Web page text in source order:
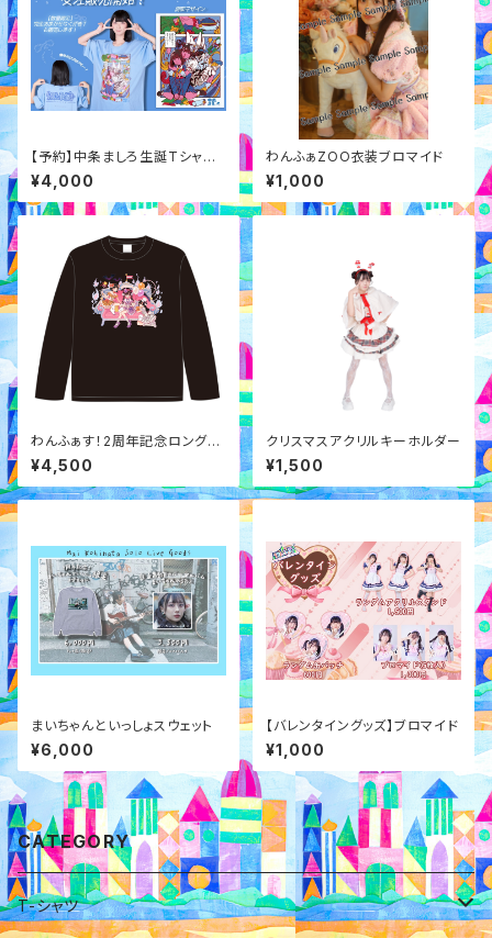
【予約】中条ましろ生誕Tシャツ2
026
¥4,000
わんふぁZOO衣装ブロマイド
¥1,000
わんふぁす！2周年記念ロングT
シャツ
¥4,500
クリスマスアクリルキーホルダー
¥1,500
まいちゃんといっしょスウェット
¥6,000
【バレンタイングッズ】ブロマイド
¥1,000
CATEGORY
T-シャツ